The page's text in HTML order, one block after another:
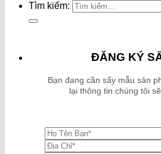
Tìm kiếm:
ĐĂNG KÝ
Bạn đang cần sấy mẫu sản
lại thông tin chúng tôi